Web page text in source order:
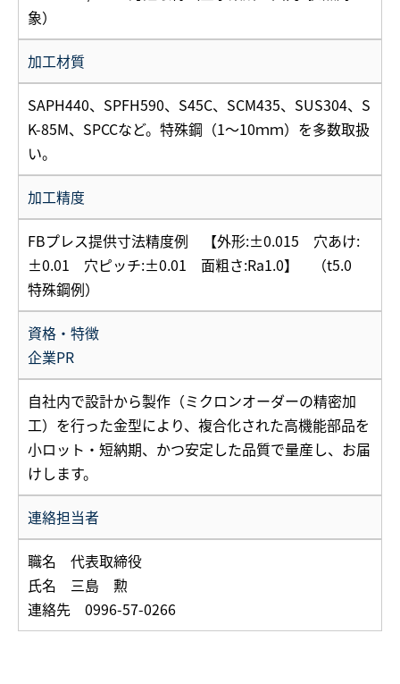
象）
加工材質
SAPH440、SPFH590、S45C、SCM435、SUS304、S
K-85M、SPCCなど。特殊鋼（1～10ｍｍ）を多数取扱
い。
加工精度
FBプレス提供寸法精度例 【外形:±0.015 穴あけ:
±0.01 穴ピッチ:±0.01 面粗さ:Ra1.0】 （t5.0
特殊鋼例）
資格・特徴
企業PR
自社内で設計から製作（ミクロンオーダーの精密加
工）を行った金型により、複合化された高機能部品を
小ロット・短納期、かつ安定した品質で量産し、お届
けします。
連絡担当者
職名 代表取締役
氏名 三島 勲
連絡先 0996-57-0266